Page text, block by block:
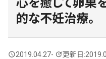
心を癒して卵巣
的な不妊治療。
query_builder2019.04.27- update更新日